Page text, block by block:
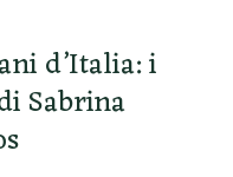
d’Italia: i
Sabrina